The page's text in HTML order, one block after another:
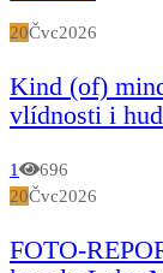
20Čvc2026
Kind (of)
vlídnosti i
1
696
20Čvc2026
FOTO-